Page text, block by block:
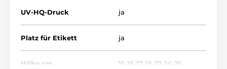
UV-HQ-Druck ja
Platz für Etikett ja
Höhe cm 15-16-17-19-22-24-26